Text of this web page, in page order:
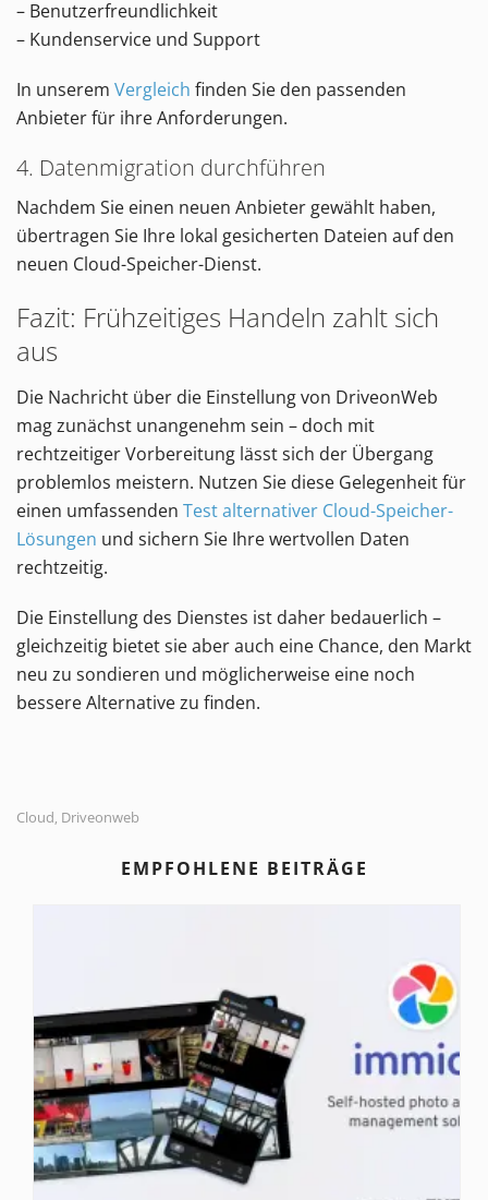
– Benutzerfreundlichkeit
– Kundenservice und Support
In unserem Vergleich finden Sie den passenden
Anbieter für ihre Anforderungen.
4. Datenmigration durchführen
Nachdem Sie einen neuen Anbieter gewählt haben,
übertragen Sie Ihre lokal gesicherten Dateien auf den
neuen Cloud-Speicher-Dienst.
Fazit: Frühzeitiges Handeln zahlt sich
aus
Die Nachricht über die Einstellung von DriveonWeb
mag zunächst unangenehm sein – doch mit
rechtzeitiger Vorbereitung lässt sich der Übergang
problemlos meistern. Nutzen Sie diese Gelegenheit für
einen umfassenden Test alternativer Cloud-Speicher-
Lösungen und sichern Sie Ihre wertvollen Daten
rechtzeitig.
Die Einstellung des Dienstes ist daher bedauerlich –
gleichzeitig bietet sie aber auch eine Chance, den Markt
neu zu sondieren und möglicherweise eine noch
bessere Alternative zu finden.
Cloud, Driveonweb
EMPFOHLENE BEITRÄGE